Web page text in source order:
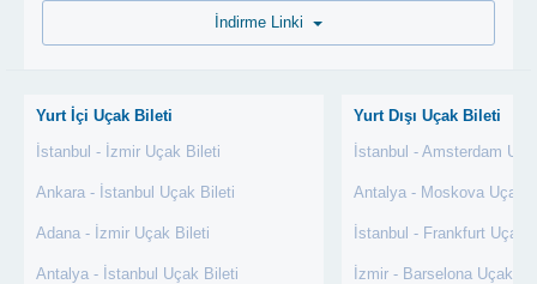
Yurt İçi Uçak Bileti
İstanbul - İzmir Uçak Bileti
Ankara - İstanbul Uçak Bileti
Adana - İzmir Uçak Bileti
Antalya - İstanbul Uçak Bileti
Yurt Dışı Uçak Bileti
İstanbul - Amsterdam
Antalya - Moskova Uçak
İstanbul - Frankfurt Uçak
İzmir - Barselona Uçak